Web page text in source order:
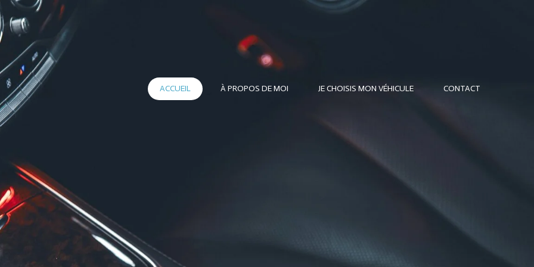
ACCUEIL À PROPOS DE MOI JE CHOISIS MON VÉHICULE CONTACT